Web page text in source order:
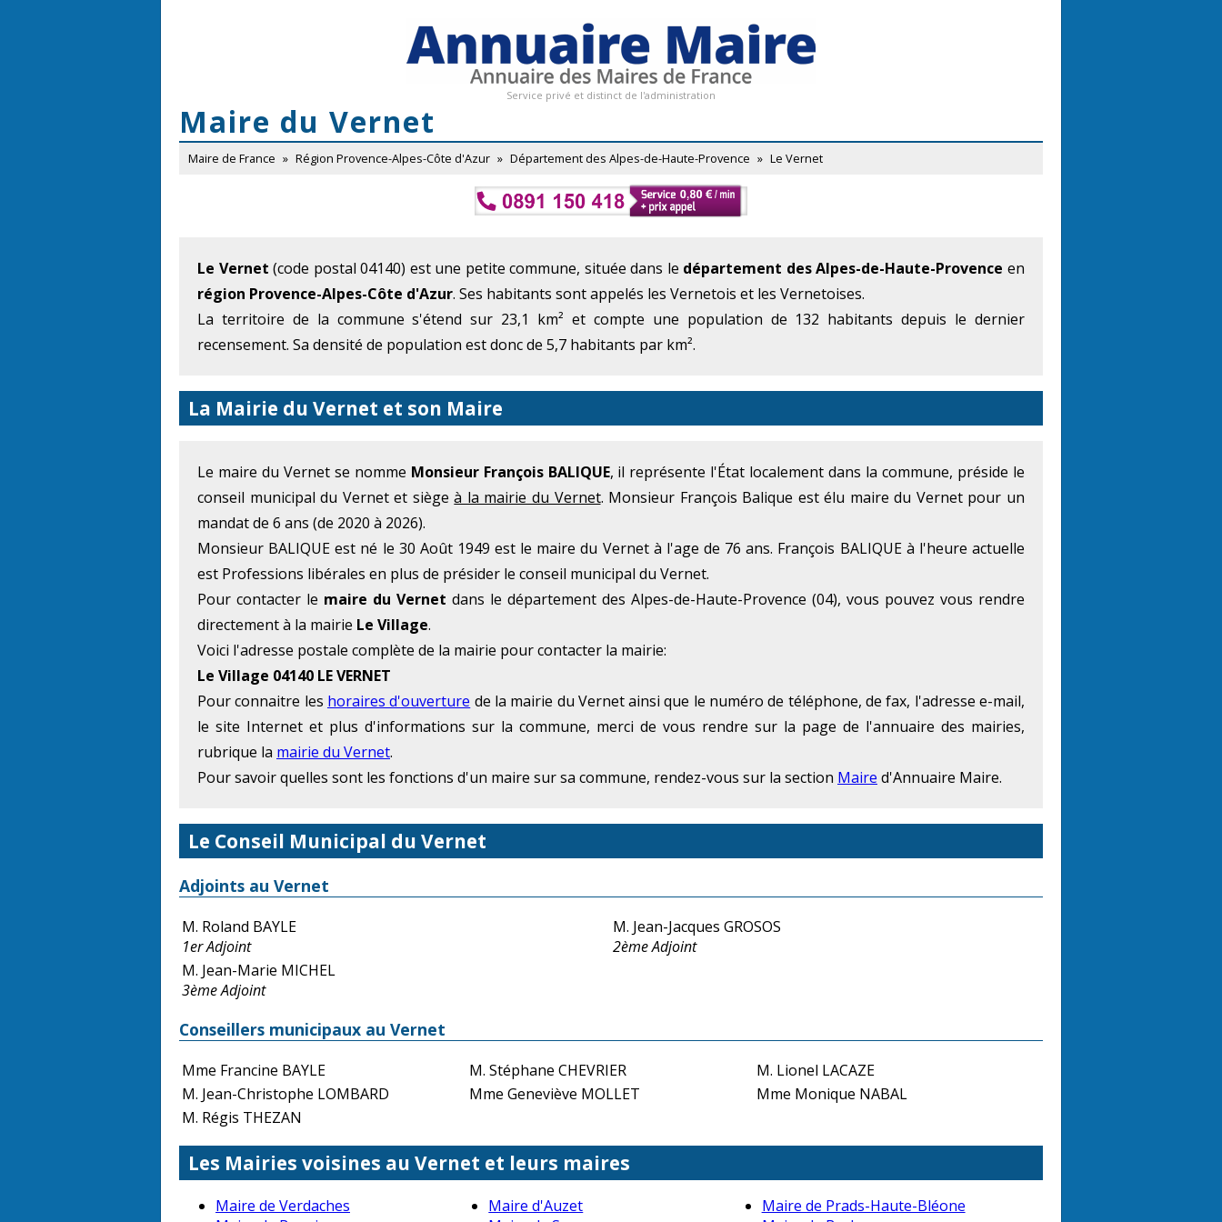
Service privé et distinct de l'administration
Maire du Vernet
Maire de France » Région Provence-Alpes-Côte d'Azur » Département des Alpes-de-Haute-Provence » Le Vernet
Le Vernet (code postal 04140) est une petite commune, située dans le département des Alpes-de-Haute-Provence en
région Provence-Alpes-Côte d'Azur. Ses habitants sont appelés les Vernetois et les Vernetoises.
La territoire de la commune s'étend sur 23,1 km² et compte une population de 132 habitants depuis le dernier
recensement. Sa densité de population est donc de 5,7 habitants par km².
La Mairie du Vernet et son Maire
Le maire du Vernet se nomme Monsieur François BALIQUE, il représente l'État localement dans la commune, préside le
conseil municipal du Vernet et siègeà la mairie du Vernet. Monsieur François Balique est élu maire du Vernet pour un
mandat de 6 ans (de 2020 à 2026).
Monsieur BALIQUE est né le 30 Août 1949 est le maire du Vernet à l'age de 76 ans. François BALIQUE à l'heure actuelle
est Professions libérales en plus de présider le conseil municipal du Vernet.
Pour contacter le maire du Vernet dans le département des Alpes-de-Haute-Provence (04), vous pouvez vous rendre
directement à la mairie Le Village.
Voici l'adresse postale complète de la mairie pour contacter la mairie:
Le Village 04140 LE VERNET
Pour connaitre les horaires d'ouverture de la mairie du Vernet ainsi que le numéro de téléphone, de fax, l'adresse e-mail,
le site Internet et plus d'informations sur la commune, merci de vous rendre sur la page de l'annuaire des mairies,
rubrique la mairie du Vernet.
Pour savoir quelles sont les fonctions d'un maire sur sa commune, rendez-vous sur la section Maire d'Annuaire Maire.
Le Conseil Municipal du Vernet
Adjoints au Vernet
M. Roland BAYLE
1er Adjoint
M. Jean-Jacques GROSOS
2ème Adjoint
M. Jean-Marie MICHEL
3ème Adjoint
Conseillers municipaux au Vernet
Mme Francine BAYLE M. Stéphane CHEVRIER
M. Lionel LACAZE
M. Jean-Christophe LOMBARD
Mme Geneviève MOLLET
Mme Monique NABAL
M. Régis THEZAN
Les Mairies voisines au Vernet et leurs maires
Maire de Verdaches Maire d'Auzet
Maire de Prads-Haute-Bléone